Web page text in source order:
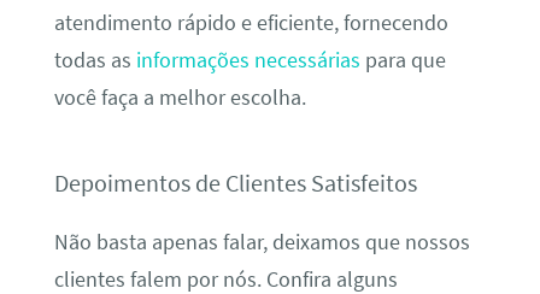
atendimento rápido e eficiente, fornecendo
todas as informações necessárias para que
você faça a melhor escolha.
Depoimentos de Clientes Satisfeitos
Não basta apenas falar, deixamos que nossos
clientes falem por nós. Confira alguns